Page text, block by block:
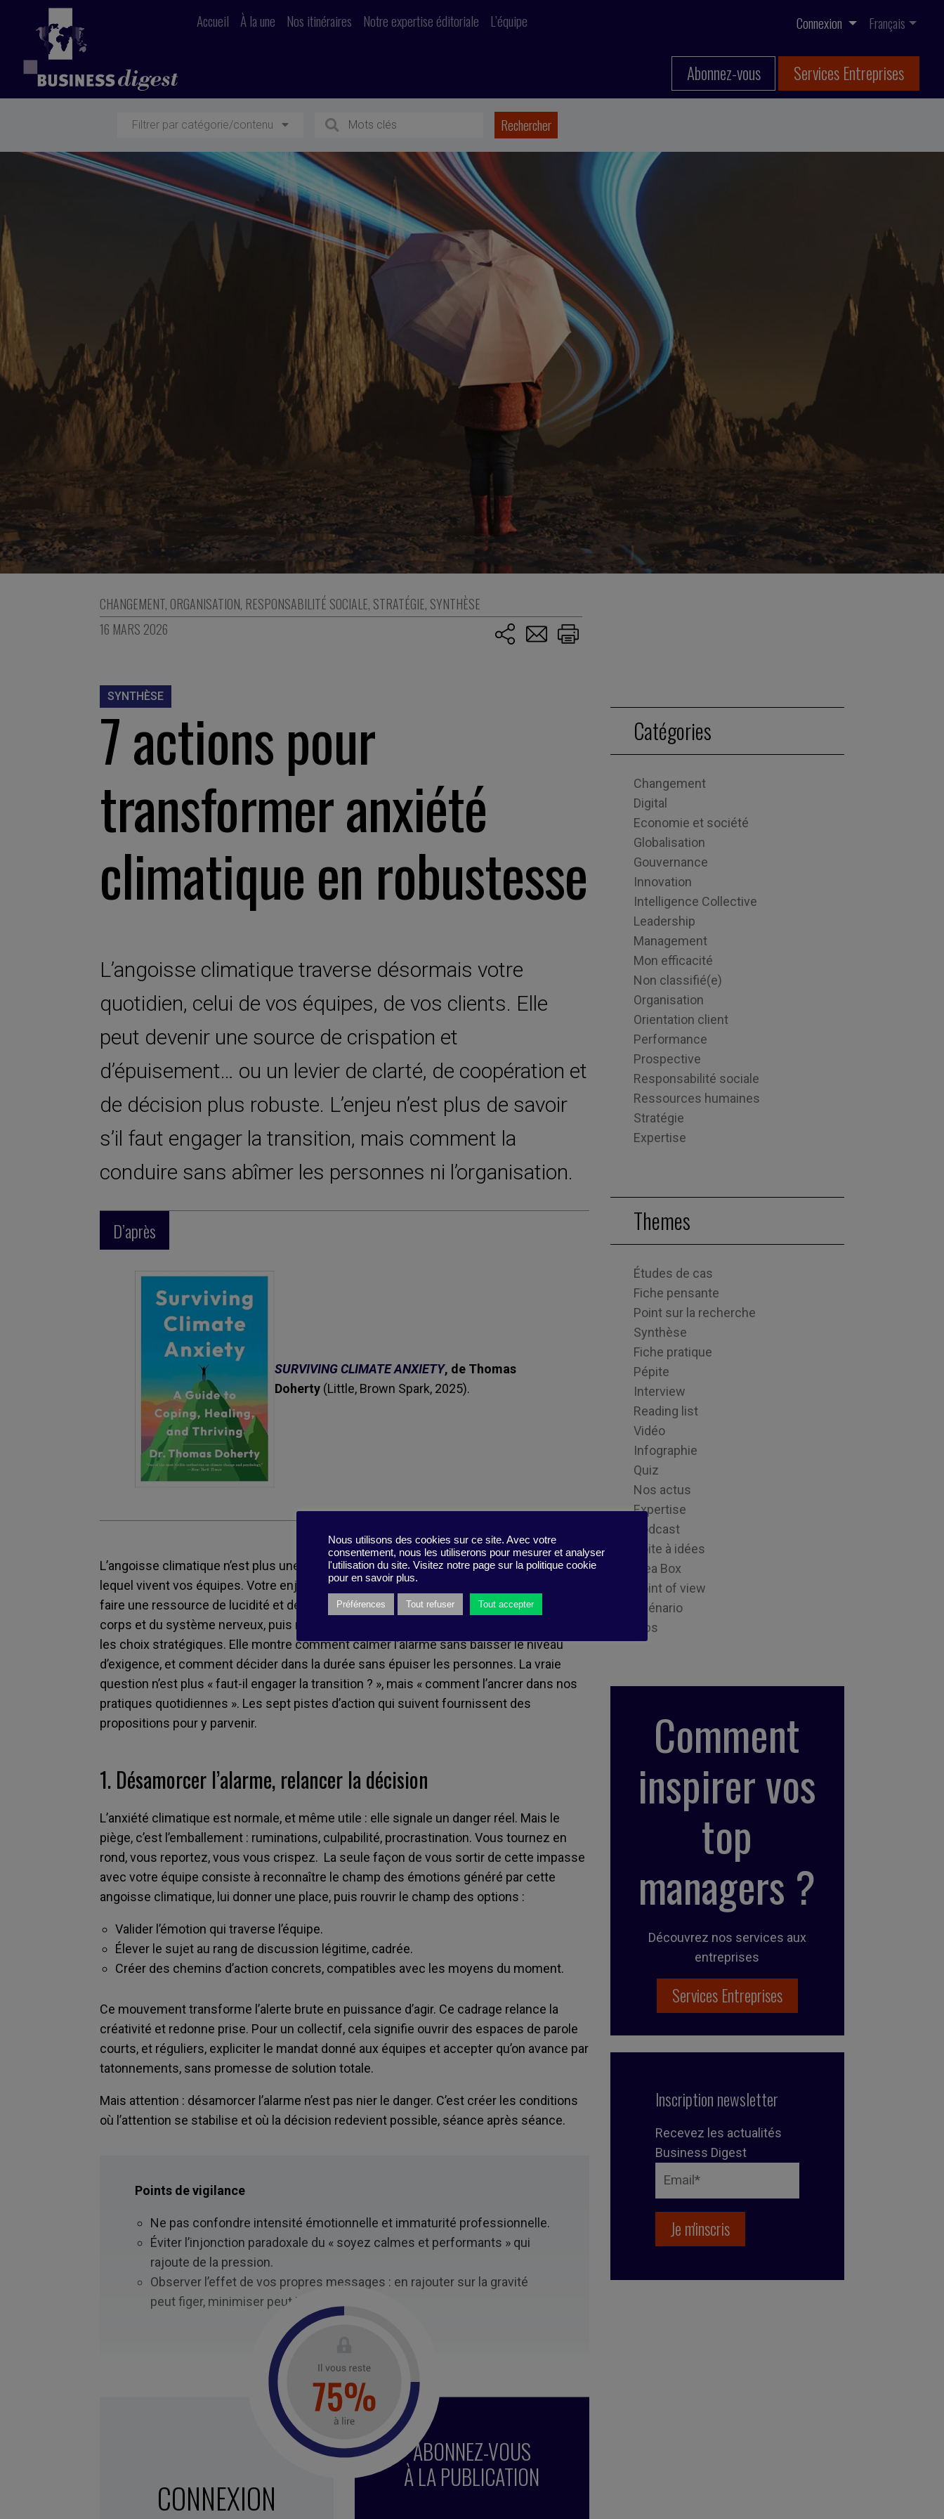
Accueil À la une Nos itinéraires Notre expertise éditoriale L’équipe Connexion Français
Abonnez-vous Services Entreprises
Filtrer par catégorie/contenu
CHANGEMENT, ORGANISATION, RESPONSABILITÉ SOCIALE, STRATÉGIE, SYNTHÈSE
16 MARS 2026
SYNTHÈSE
7 actions pour
transformer anxiété
climatique en robustesse
L’angoisse climatique traverse désormais votre
quotidien, celui de vos équipes, de vos clients. Elle
peut devenir une source de crispation et
d’épuisement… ou un levier de clarté, de coopération et
de décision plus robuste. L’enjeu n’est plus de savoir
s’il faut engager la transition, mais comment la
conduire sans abîmer les personnes ni l’organisation.
D’après
SURVIVING CLIMATE ANXIETY, de Thomas
Doherty (Little, Brown Spark, 2025).
L’angoisse climatique n’est plus une anomalie : c’est le climat émotionnel de fond dans
lequel vivent vos équipes. Votre enjeu n’est pas de la nier ni de la dramatiser, mais d’en
faire une ressource de lucidité et de responsabilité. L’approche présentée ici part du
corps et du système nerveux, puis remonte vers les émotions, l’identité, les relations et
les choix stratégiques. Elle montre comment calmer l’alarme sans baisser le niveau
d’exigence, et comment décider dans la durée sans épuiser les personnes. La vraie
question n’est plus « faut-il engager la transition ? », mais « comment l’ancrer dans nos
pratiques quotidiennes ». Les sept pistes d’action qui suivent fournissent des
propositions pour y parvenir.
1. Désamorcer l’alarme, relancer la décision
L’anxiété climatique est normale, et même utile : elle signale un danger réel. Mais le
piège, c’est l’emballement : ruminations, culpabilité, procrastination. Vous tournez en
rond, vous reportez, vous vous crispez. La seule façon de vous sortir de cette impasse
avec votre équipe consiste à reconnaître le champ des émotions généré par cette
angoisse climatique, lui donner une place, puis rouvrir le champ des options :
Valider l’émotion qui traverse l’équipe.
Élever le sujet au rang de discussion légitime, cadrée.
Créer des chemins d’action concrets, compatibles avec les moyens du moment.
Ce mouvement transforme l’alerte brute en puissance d’agir. Ce cadrage relance la
créativité et redonne prise. Pour un collectif, cela signifie ouvrir des espaces de parole
courts, et réguliers, expliciter le mandat donné aux équipes et accepter qu’on avance par
tatonnements, sans promesse de solution totale.
Mais attention : désamorcer l’alarme n’est pas nier le danger. C’est créer les conditions
où l’attention se stabilise et où la décision redevient possible, séance après séance.
Points de vigilance
Ne pas confondre intensité émotionnelle et immaturité professionnelle.
Éviter l’injonction paradoxale du « soyez calmes et performants » qui
rajoute de la pression.
Observer l’effet de vos propres messages : en rajouter sur la gravité
peut figer, minimiser peut isoler.
CONNEXION
ABONNEZ-VOUS
À LA PUBLICATION
Catégories
Changement
Digital
Economie et société
Globalisation
Gouvernance
Innovation
Intelligence Collective
Leadership
Management
Mon efficacité
Non classifié(e)
Organisation
Orientation client
Performance
Prospective
Responsabilité sociale
Ressources humaines
Stratégie
Expertise
Themes
Études de cas
Fiche pensante
Point sur la recherche
Synthèse
Fiche pratique
Pépite
Interview
Reading list
Vidéo
Infographie
Quiz
Nos actus
Expertise
Podcast
Boite à idées
Idea Box
Point of view
Scénario
Tips
Comment
inspirer vos
top
managers ?
Découvrez nos services aux
entreprises
Services Entreprises
Inscription newsletter
Recevez les actualités
Business Digest
Nous utilisons des cookies sur ce site. Avec votre
consentement, nous les utiliserons pour mesurer et analyser
l'utilisation du site. Visitez notre page sur la politique cookie
pour en savoir plus.
Préférences Tout refuser Tout accepter